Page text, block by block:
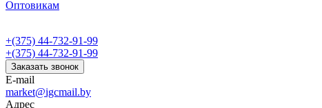
Оптовикам
+(375) 44-732-91-99
+(375) 44-732-91-99
Заказать звонок
E-mail
market@igcmail.by
Адрес